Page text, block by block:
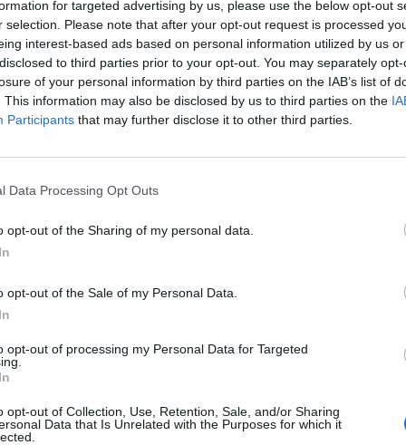
for targeted advertising by us, please use the below opt-out
selection. Please note that after your opt-out request is processed
interest-based ads based on personal information utilized by us
to third parties prior to your opt-out. You may separately
of your personal information by third parties on the IAB’s list of
This information may also be disclosed by us to third parties on the
Participants that may further disclose it to other third parties.
Data Processing Opt Outs
opt-out of the Sharing of my personal data.
opt-out of the Sale of my Personal Data.
opt-out of processing my Personal Data for Targeted
opt-out of Collection, Use, Retention, Sale, and/or Sharing
Data that Is Unrelated with the Purposes for which it
de Joaquín Sabina encontraron la manera de
para amantes de su
no es un tributo, sino que es la
grabaciones y conciertos desde hace más